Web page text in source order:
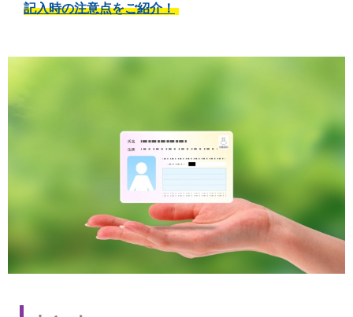
記入時の注意点をご紹介！